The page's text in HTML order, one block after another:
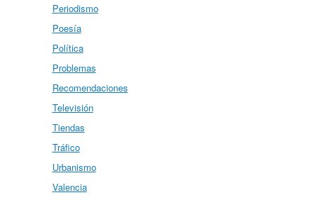
Periodismo
Poesía
Política
Problemas
Recomendaciones
Televisión
Tiendas
Tráfico
Urbanismo
Valencia